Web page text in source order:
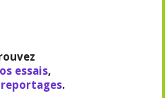
essais,
.